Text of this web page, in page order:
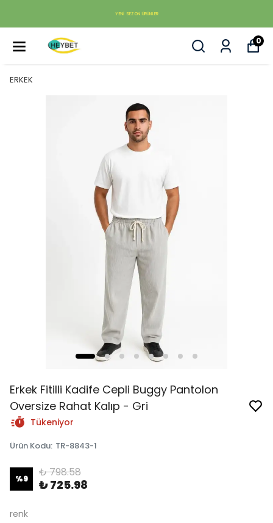
YENI SEZON ÜRÜNLER
0
ERKEK
Erkek Fitilli Kadife Cepli Buggy Pantolon
Oversize Rahat Kalıp - Gri
Tükeniyor
Ürün Kodu: TR-8843-1
%9 ₺ 798.58
₺ 725.98
renk